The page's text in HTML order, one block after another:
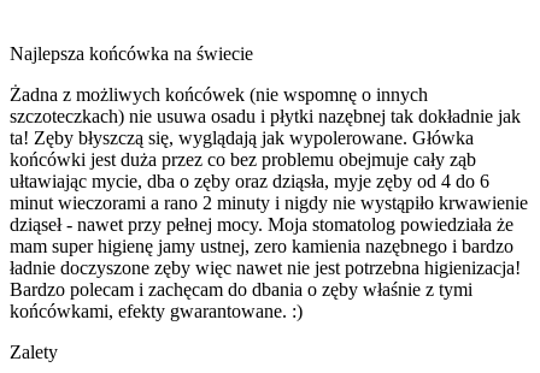
Najlepsza końcówka na świecie
Żadna z możliwych końcówek (nie wspomnę o innych
szczoteczkach) nie usuwa osadu i płytki nazębnej tak dokładnie jak
ta! Zęby błyszczą się, wyglądają jak wypolerowane. Główka
końcówki jest duża przez co bez problemu obejmuje cały ząb
ułtawiając mycie, dba o zęby oraz dziąsła, myje zęby od 4 do 6
minut wieczorami a rano 2 minuty i nigdy nie wystąpiło krwawienie
dziąseł - nawet przy pełnej mocy. Moja stomatolog powiedziała że
mam super higienę jamy ustnej, zero kamienia nazębnego i bardzo
ładnie doczyszone zęby więc nawet nie jest potrzebna higienizacja!
Bardzo polecam i zachęcam do dbania o zęby właśnie z tymi
końcówkami, efekty gwarantowane. :)
Zalety